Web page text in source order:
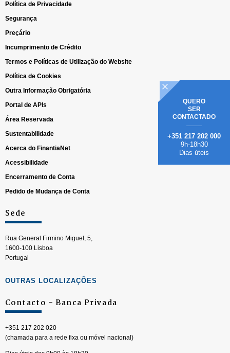
QUERO
SER
CONTACTADO
+351 217 202 000
9h-18h30
Dias úteis
Política de Privacidade
Segurança
Preçário
Incumprimento de Crédito
Termos e Políticas de Utilização do Website
Política de Cookies
Outra Informação Obrigatória
Portal de APIs
Área Reservada
Sustentabilidade
Acerca do FinantiaNet
Acessibilidade
Encerramento de Conta
Pedido de Mudança de Conta
Sede
Rua General Firmino Miguel, 5,
1600-100 Lisboa
Portugal
OUTRAS LOCALIZAÇÕES
Contacto – Banca Privada
+351 217 202 020
(chamada para a rede fixa ou móvel nacional)